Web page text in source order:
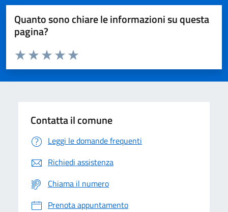
Quanto sono chiare le informazioni su questa
pagina?
Domanda
Valuta da 1 a 5 stelle la pagina
Valuta 5 stelle su 5
Valuta 4 stelle su 5
Valuta 3 stelle su 5
Valuta 2 stelle su 5
Valuta 1 stelle su 5
Contatta il comune
Leggi le domande frequenti
Richiedi assistenza
Chiama il numero
Prenota appuntamento